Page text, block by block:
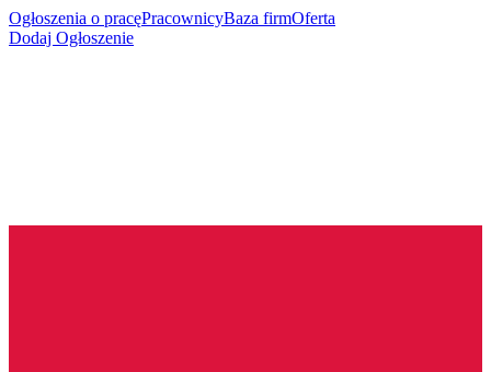
Ogłoszenia o pracęPracownicyBaza firmOferta
Dodaj Ogłoszenie